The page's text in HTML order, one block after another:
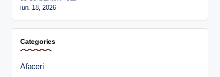
iun. 18, 2026
Categories
Afaceri